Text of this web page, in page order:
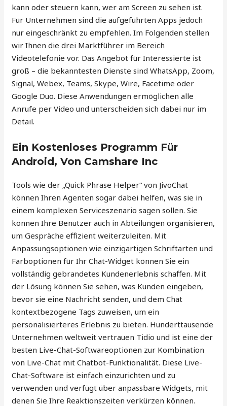
kann oder steuern kann, wer am Screen zu sehen ist.
Für Unternehmen sind die aufgeführten Apps jedoch
nur eingeschränkt zu empfehlen. Im Folgenden stellen
wir Ihnen die drei Marktführer im Bereich
Videotelefonie vor. Das Angebot für Interessierte ist
groß – die bekanntesten Dienste sind WhatsApp, Zoom,
Signal, Webex, Teams, Skype, Wire, Facetime oder
Google Duo. Diese Anwendungen ermöglichen alle
Anrufe per Video und unterscheiden sich dabei nur im
Detail.
Ein Kostenloses Programm Für
Android, Von Camshare Inc
Tools wie der „Quick Phrase Helper“ von JivoChat
können Ihren Agenten sogar dabei helfen, was sie in
einem komplexen Serviceszenario sagen sollen. Sie
können Ihre Benutzer auch in Abteilungen organisieren,
um Gespräche effizient weiterzuleiten. Mit
Anpassungsoptionen wie einzigartigen Schriftarten und
Farboptionen für Ihr Chat-Widget können Sie ein
vollständig gebrandetes Kundenerlebnis schaffen. Mit
der Lösung können Sie sehen, was Kunden eingeben,
bevor sie eine Nachricht senden, und dem Chat
kontextbezogene Tags zuweisen, um ein
personalisierteres Erlebnis zu bieten. Hunderttausende
Unternehmen weltweit vertrauen Tidio und ist eine der
besten Live-Chat-Softwareoptionen zur Kombination
von Live-Chat mit Chatbot-Funktionalität. Diese Live-
Chat-Software ist einfach einzurichten und zu
verwenden und verfügt über anpassbare Widgets, mit
denen Sie Ihre Reaktionszeiten verkürzen können.